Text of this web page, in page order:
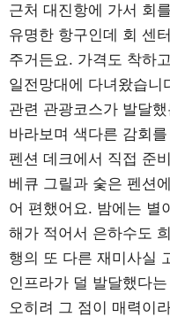
근처 대진항에 가서 회
유명한 항구인데 회 센
주거든요. 가격도 착하
일전망대에 다녀왔습
관련 관광코스가 발달
바라보며 색다른 감회
펜션 데크에서 직접 준
베큐 그릴과 숯은 펜션
어 편했어요. 밤에는 별
해가 적어서 은하수도
행의 또 다른 재미사실
인프라가 덜 발달했다
오히려 그 점이 매력이